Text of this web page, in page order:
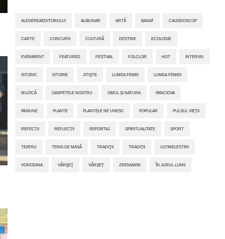
ALEGEREAEDITORULUI ALIBUNAR ARTĂ BANAT CALEIDOSCOP
CARTE CONCURS CULTURĂ DESTINE ECOLOGIE
EVENIMENT FEATURED FESTIVAL FOLCLOR HOT INTERVIU
ISTORIC ISTORIE JITIŞTE LUMEA FEMEI LUMEA FEMEII
MUZICĂ OASPETELE NOSTRU OMUL ȘI NATURA PANCIOVA
PASIUNE PLANTE PLANTELE NE UNESC POPULAR PULSUL VIEȚII
REFECȚII REFLECȚII REPORTAJ SPIRITUALITATE SPORT
TEATRU TENIS DE MASĂ TRADIŢII TRADIȚII ULTIMELESTIRI
VOIVODINA VÂRŞEŢ VÂRȘEȚ ZRENIANIN ÎN JURUL LUMII